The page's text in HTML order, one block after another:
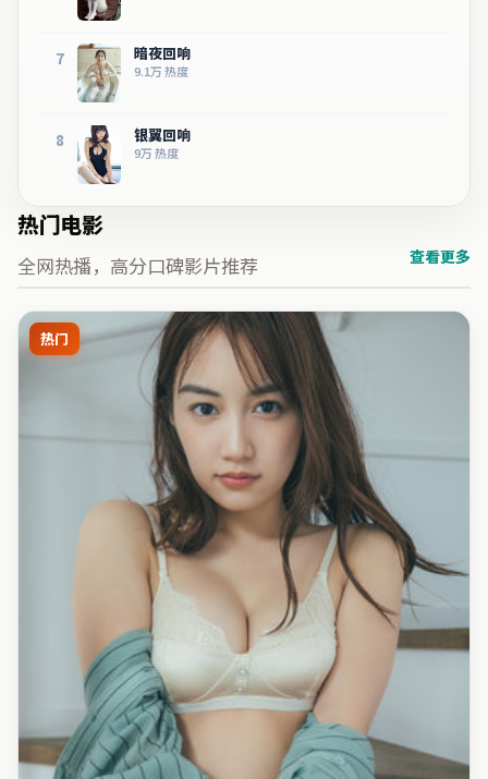
7 暗夜回响
9.1万热度
8 银翼回响
9万热度
热门电影
全网热播，高分口碑影片推荐 查看更多
热门